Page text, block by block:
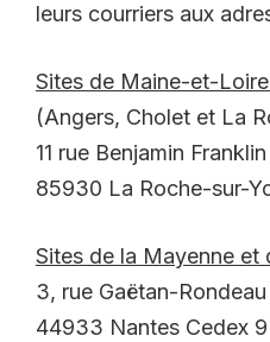
leurs courriers aux
Sites de Maine-et-
(Angers, Cholet et La
11 rue Benjamin Franklin
85930 La Roche-sur-
Sites de la Mayenne et
3, rue Gaëtan-Rondeau
44933 Nantes Cedex 9